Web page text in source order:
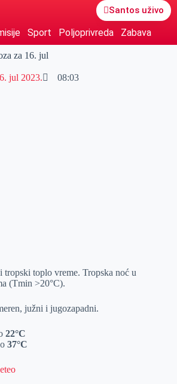
Santos uživo
Sport Poljoprivreda Zabava
za 16. jul
jul 2023. 08:03
tropski toplo vreme. Tropska noć u
(Tmin >20°C).
južni i jugozapadni.
22°C
37°C